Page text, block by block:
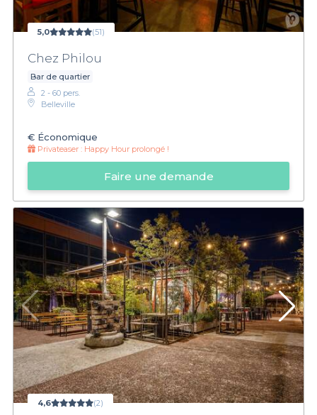
5,0 (51)
Chez Philou
Bar de quartier
2 - 60 pers.
Belleville
€ Économique
Privateaser : Happy Hour prolongé !
Faire une demande
4,6 (2)